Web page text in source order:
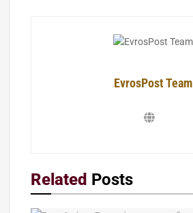
EvrosPost Team
Related Posts